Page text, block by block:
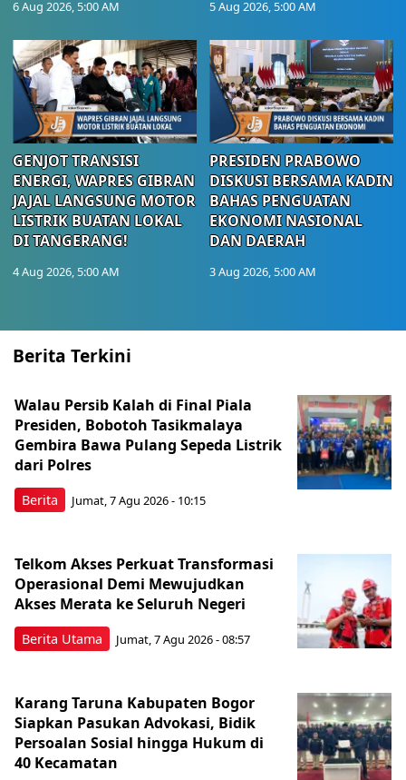
6 Aug 2026, 5:00 AM 5 Aug 2026, 5:00 AM
GENJOT TRANSISI
ENERGI, WAPRES GIBRAN
JAJAL LANGSUNG MOTOR
LISTRIK BUATAN LOKAL
DI TANGERANG!
4 Aug 2026, 5:00 AM
PRESIDEN PRABOWO
DISKUSI BERSAMA KADIN
BAHAS PENGUATAN
EKONOMI NASIONAL
DAN DAERAH
3 Aug 2026, 5:00 AM
Berita Terkini
Berita
Walau Persib Kalah di Final Piala
Presiden, Bobotoh Tasikmalaya
Gembira Bawa Pulang Sepeda Listrik
dari Polres
Jumat, 7 Agu 2026 - 10:15
Berita Utama
Telkom Akses Perkuat Transformasi
Operasional Demi Mewujudkan
Akses Merata ke Seluruh Negeri
Jumat, 7 Agu 2026 - 08:57
Karang Taruna Kabupaten Bogor
Siapkan Pasukan Advokasi, Bidik
Persoalan Sosial hingga Hukum di
40 Kecamatan